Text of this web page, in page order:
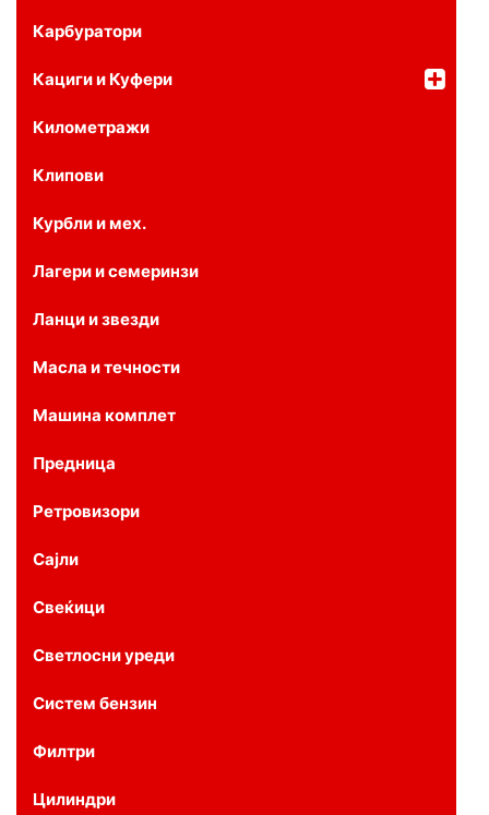
Карбуратори
Кациги и Куфери
Километражи
Клипови
Курбли и мех.
Лагери и семеринзи
Ланци и звезди
Масла и течности
Машина комплет
Предница
Ретровизори
Сајли
Свеќици
Светлосни уреди
Систем бензин
Филтри
Цилиндри